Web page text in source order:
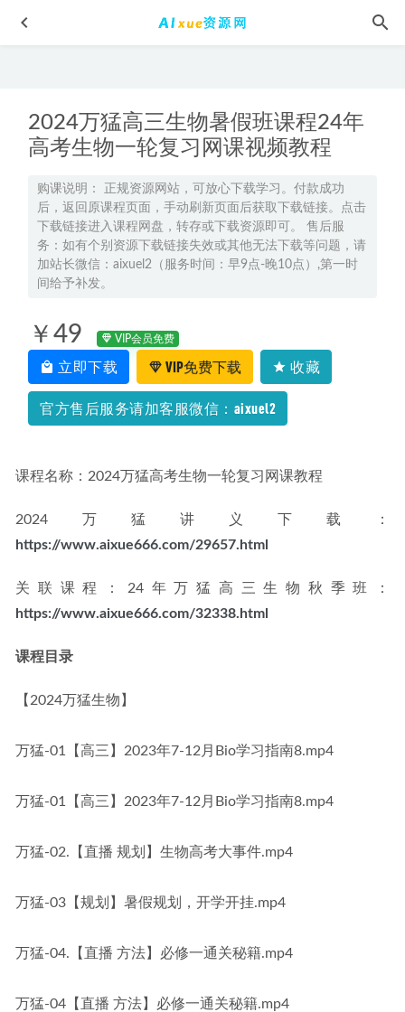
2024万猛高三生物暑假班课程24年
高考生物一轮复习网课视频教程
购课说明： 正规资源网站，可放心下载学习。付款成功
后，返回原课程页面，手动刷新页面后获取下载链接。点击
下载链接进入课程网盘，转存或下载资源即可。 售后服
务：如有个别资源下载链接失效或其他无法下载等问题，请
加站长微信：aixuel2（服务时间：早9点-晚10点）,第一时
间给予补发。
￥49 VIP会员免费
立即下载 VIP免费下载 收藏
官方售后服务请加客服微信：aixuel2
课程名称：2024万猛高考生物一轮复习网课教程
2024万猛讲义下载：
https://www.aixue666.com/29657.html
关联课程：24年万猛高三生物秋季班：
https://www.aixue666.com/32338.html
课程目录
【2024万猛生物】
万猛-01【高三】2023年7-12月Bio学习指南8.mp4
万猛-01【高三】2023年7-12月Bio学习指南8.mp4
万猛-02.【直播 规划】生物高考大事件.mp4
万猛-03【规划】暑假规划，开学开挂.mp4
万猛-04.【直播 方法】必修一通关秘籍.mp4
万猛-04【直播 方法】必修一通关秘籍.mp4
教你炒股教程量化交易魔鬼训练营,5位导师/20套策略/32节课
程【价值999元】,7.51G百度网盘资源打包下载
2021-08-20
施琪嘉：女性精神分析（完结），揭秘女性性格精神密码。
百度网盘资源打包下载
35.06G学习资料百度网盘资源打包下载
2023何连伟高二物理a+视频教程+讲义（暑假班+秋季班）
2023-01-07
高中地理网课资源下载2022张艳平高考地理一轮教学视频